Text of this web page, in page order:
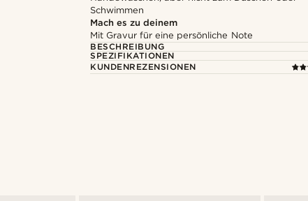
Schwimmen
Mach es zu deinem
Mit Gravur für eine persönliche Note
BESCHREIBUNG
SPEZIFIKATIONEN
KUNDENREZENSIONEN